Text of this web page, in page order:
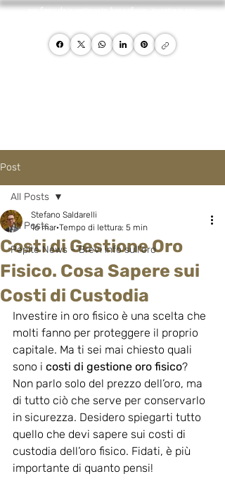
oro fisico da investimento, bene rifugio, investire in oro,
Post
All Posts
Pepite News – Brevi info sull'oro
All Posts
Costi di Gestione Oro
Fisico. Cosa Sapere sui
Costi di Custodia
Stefano Saldarelli
16 mar Tempo di lettura: 5 min
Investire in oro fisico è una scelta che
molti fanno per proteggere il proprio
capitale. Ma ti sei mai chiesto quali
sono i costi di gestione oro fisico?
Non parlo solo del prezzo dell’oro, ma
di tutto ciò che serve per conservarlo
in sicurezza. Desidero spiegarti tutto
quello che devi sapere sui costi di
custodia dell’oro fisico. Fidati, è più
importante di quanto pensi!